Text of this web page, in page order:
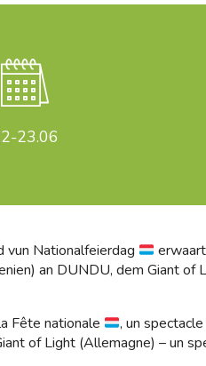
23.06
vun Nationalfeierdag
an DUNDU, dem Giant
Fête nationale
, un
of Light (Allemagne) – un